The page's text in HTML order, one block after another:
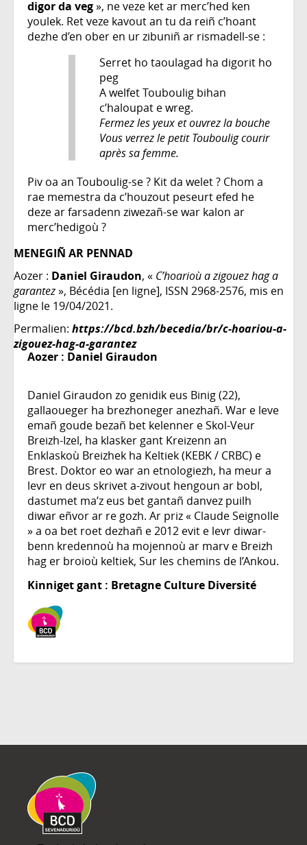
digor da veg», ne veze ket ar merc’hed ken
youlek. Ret veze kavout an tu da reiñ c’hoant
dezhe d’en ober en ur zibuniñ ar rismadell-se :
Serret ho taoulagad ha digorit ho
peg
A welfet Touboulig bihan
c’haloupat e wreg.
Fermez les yeux et ouvrez la bouche
Vous verrez le petit Touboulig courir
après sa femme.
Piv oa an Touboulig-se ? Kit da welet ? Chom a
rae memestra da c’houzout peseurt efed he
deze ar farsadenn ziwezañ-se war kalon ar
merc’hedigoù ?
MENEGIÑ AR PENNAD
Aozer : Daniel Giraudon, « C’hoarioù a zigouez hag a
garantez», Bécédia [en ligne], ISSN 2968-2576, mis en
ligne le 19/04/2021.
Permalien: https://bcd.bzh/becedia/br/c-hoariou-a-
zigouez-hag-a-garantez
Aozer : Daniel Giraudon
Daniel Giraudon zo genidik eus Binig (22),
gallaoueger ha brezhoneger anezhañ. War e leve
emañ goude bezañ bet kelenner e Skol-Veur
Breizh-Izel, ha klasker gant Kreizenn an
Enklaskoù Breizhek ha Keltiek (KEBK / CRBC) e
Brest. Doktor eo war an etnologiezh, ha meur a
levr en deus skrivet a-zivout hengoun ar bobl,
dastumet ma’z eus bet gantañ danvez puilh
diwar eñvor ar re gozh. Ar priz « Claude Seignolle
» a oa bet roet dezhañ e 2012 evit e levr diwar-
benn kredennoù ha mojennoù ar marv e Breizh
hag er broioù keltiek, Sur les chemins de l’Ankou.
Kinniget gant : Bretagne Culture Diversité